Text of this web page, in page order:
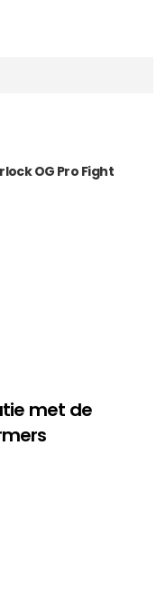
OG Pro Fight
met de